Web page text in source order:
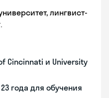
лингвист-
Cincinnati и University
года для обучения